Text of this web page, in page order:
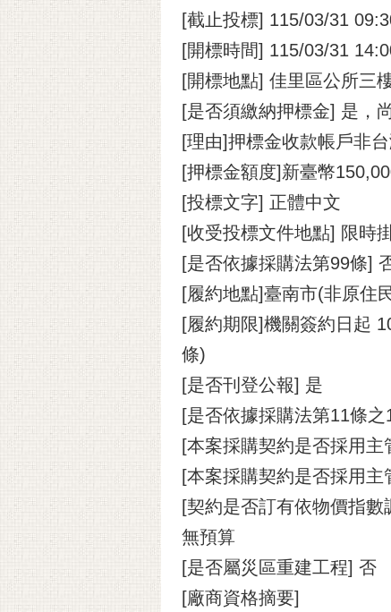
[截止投標] 115/03/31
[開標時間] 115/03/31
[開標地點] 佳里區公所三
[是否須繳納押標金] 是，
[理由]押標金收款帳戶非
[押標金額度]新臺幣
[投標文字] 正體中文
[收受投標文件地點] 限時
[是否依據採購法第99條]
[履約地點]臺南市(非原住
[履約期限]機關簽約日起
條)
[是否刊登公報] 是
[是否依據採購法第11條
[本案採購契約是否採用
[本案採購契約是否採用
[契約是否訂有依物價指
無預算
[是否屬災區重建工程] 否
[廠商資格摘要]